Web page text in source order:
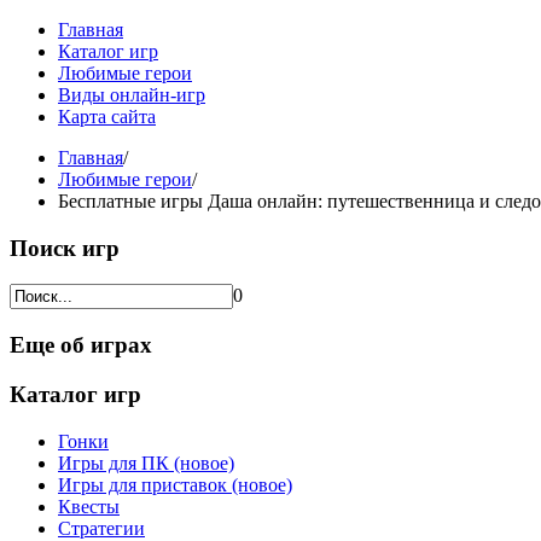
Главная
Каталог игр
Любимые герои
Виды онлайн-игр
Карта сайта
Главная/
Любимые герои/
Бесплатные игры Даша онлайн: путешественница и
Поиск игр
0
Еще об играх
Каталог игр
Гонки
Игры для ПК (новое)
Игры для приставок (новое)
Квесты
Стратегии